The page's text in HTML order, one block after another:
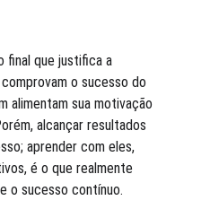
final que justifica a
o sucesso do
alimentam sua motivação
alcançar resultados
aprender com eles,
é o que realmente
o sucesso contínuo.